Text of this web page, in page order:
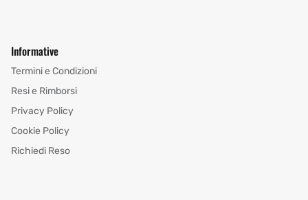
Informative
Termini e Condizioni
Resi e Rimborsi
Privacy Policy
Cookie Policy
Richiedi Reso